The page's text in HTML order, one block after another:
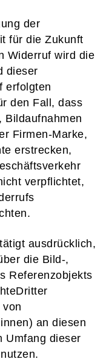
der
für die Zukunft
Widerruf wird die
dieser
erfolgten
den Fall, dass
Bildaufnahmen
Firmen-Marke,
erstrecken,
verpflichtet,
ausdrücklich,
die Bild-,
Referenzobjekts
an diesen
Umfang dieser